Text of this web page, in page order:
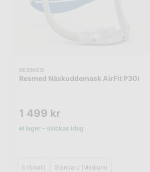
RESMED
Resmed Näskuddemask AirFit P30i
1 499 kr
I lager – skickas idag
S (Small) Standard (Medium)